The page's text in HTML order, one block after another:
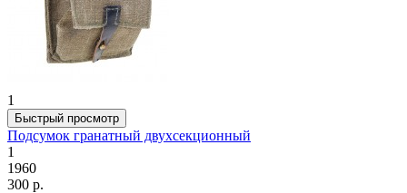
1
Быстрый просмотр
Подсумок гранатный двухсекционный
1
1960
300 р.